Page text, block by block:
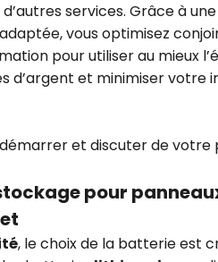
services. Grâce à
vous optimisez
pour utiliser au mieux
d’argent et minimiser votre
démarrer et discuter de votre
pour
, le choix de la batterie est